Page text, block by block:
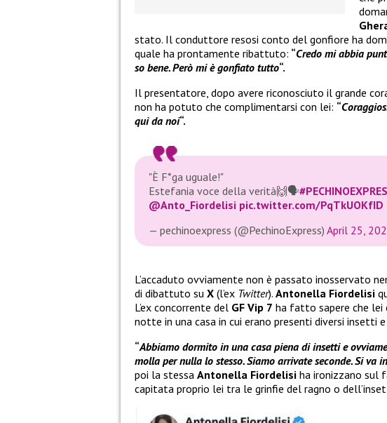
stato. Il conduttore resosi conto del gonfiore ha
quale ha prontamente ribattuto: “Credo mi abbia
so bene. Però mi è gonfiato tutto“.
Il presentatore, dopo avere riconosciuto il grande
non ha potuto che complimentarsi con lei: “
qui da noi“.
"È F*ga uguale!"
Estefania voce della verità🙌🗣️
@Anto_Fiordelisi pic.twitter.com/PqTkUOKfID
— pechinoexpress (@PechinoExpress) April 25,
L’accaduto ovviamente non è passato inosservato
di dibattuto su X (l’ex Twitter). Antonella Fiordelisi
L’ex concorrente del GF Vip 7 ha fatto sapere che lei
notte in una casa in cui erano presenti diversi insetti e
“Abbiamo dormito in una casa piena di insetti e
molla per nulla lo stesso. Siamo arrivate seconde. Si va
poi la stessa Antonella Fiordelisi ha ironizzano sul
capitata proprio lei tra le grinfie del ragno o